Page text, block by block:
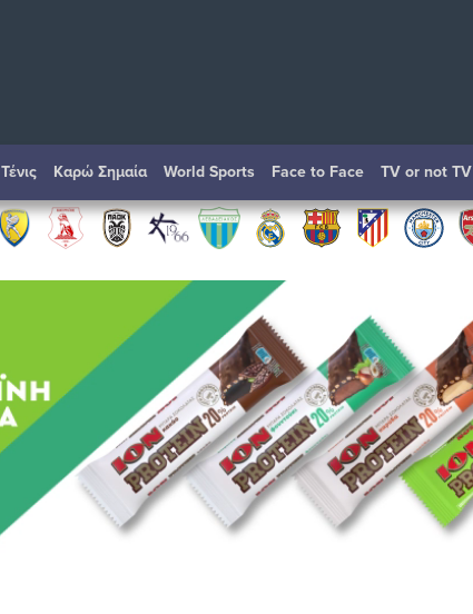
Τένις Καρώ Σημαία World Sports Face to Face TV or not TV